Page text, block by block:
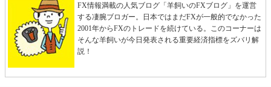
FX情報満載の人気ブログ「羊飼いのFXブログ」を運営
する凄腕ブロガー。日本ではまだFXが一般的でなかった
2001年からFXのトレードを続けている。このコーナーは
そんな羊飼いが今日発表される重要経済指標をズバリ解
説！